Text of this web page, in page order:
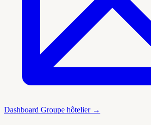
Dashboard Groupe hôtelier →